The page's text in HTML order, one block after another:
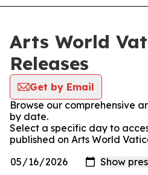
Arts World
Releases
Get by Email
Browse our comprehensive
by date.
Select a specific day to
published on Arts World